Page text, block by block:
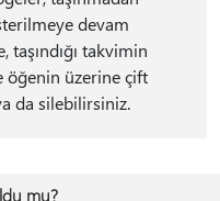
devam
takvimin
öğenin üzerine çift
da silebilirsiniz.
mu?